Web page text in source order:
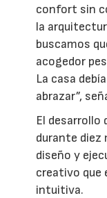
confort sin
la
buscamos
acogedor
La casa
abrazar”,
El desarrollo
durante diez
diseño y
creativo que
intuitiva.